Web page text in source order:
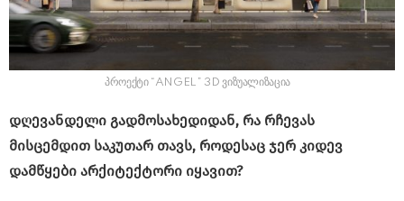
პროექტი “ANGEL” 3D ვიზუალიზაცია
დღევანდელი გადმოსახედიდან, რა რჩევას
მისცემდით საკუთარ თავს, როდესაც ჯერ კიდევ
დამწყები არქიტექტორი იყავით?